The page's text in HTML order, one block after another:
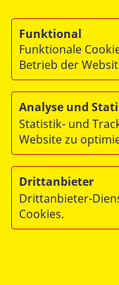
SPENDEN &
ÜBER UNS
© 2026 ASB
Datenschutz
Impressum
Funktional
Funktionale
Betrieb der
Analyse und
Statistik- und
Website zu
Drittanbieter
Drittanbieter-
Cookies.